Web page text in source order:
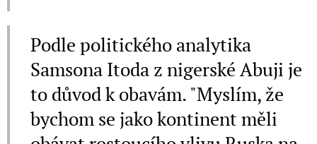
Podle politického analytika
Samsona Itoda z nigerské Abuji je
to důvod k obavám. "Myslím, že
bychom se jako kontinent měli